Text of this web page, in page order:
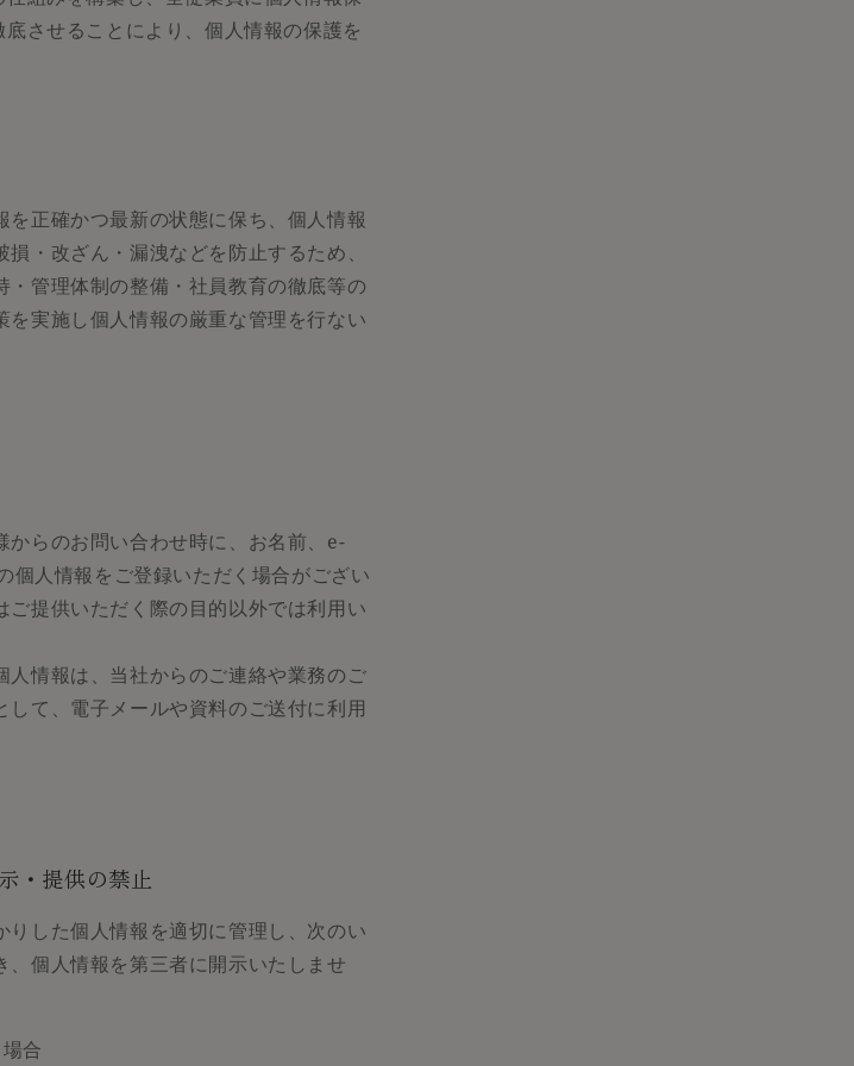
させることにより、個人情報の保護を
を正確かつ最新の状態に保ち、個人情報
・改ざん・漏洩などを防止するため、
・管理体制の整備・社員教育の徹底等の
を実施し個人情報の厳重な管理を行ない
からのお問い合わせ時に、お名前、e-
人情報をご登録いただく場合がござい
ご提供いただく際の目的以外では利用い
人情報は、当社からのご連絡や業務のご
して、電子メールや資料のご送付に利用
・提供の禁止
りした個人情報を適切に管理し、次のい
、個人情報を第三者に開示いたしませ
合